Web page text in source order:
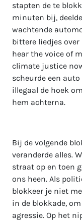
stapten de te
minuten bij,
wachtende
bittere liedjes
hear the voice of
climate justice
scheurde een
illegaal de hoek
hem achterna.
Bij de volgende
veranderde alles.
straat op en toen
ons heen. Als
blokkeer je niet
in de blokkade,
agressie. Op het